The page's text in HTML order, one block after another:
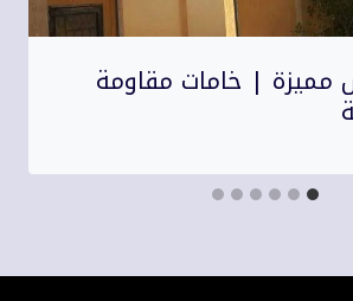
مميزة | خامات مقاومة